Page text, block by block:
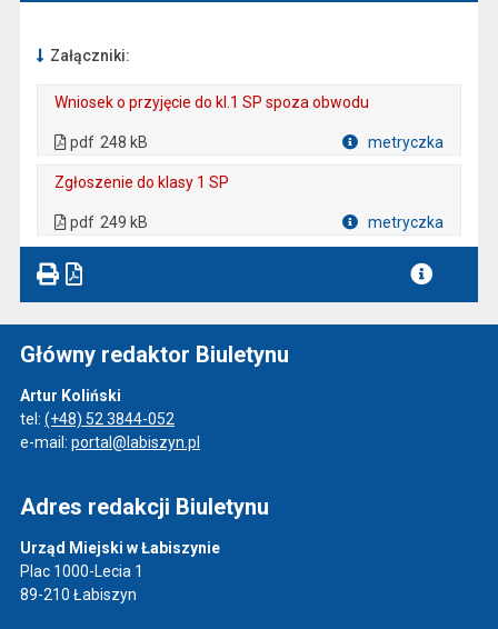
Załączniki:
Wniosek o przyjęcie do kl.1 SP spoza obwodu
pdf 248 kB metryczka
Zgłoszenie do klasy 1 SP
pdf 249 kB metryczka
Główny redaktor Biuletynu
Artur Koliński
tel: (+48) 52 3844-052
e-mail: portal@labiszyn.pl
Adres redakcji Biuletynu
Urząd Miejski w Łabiszynie
Plac 1000-Lecia 1
89-210 Łabiszyn